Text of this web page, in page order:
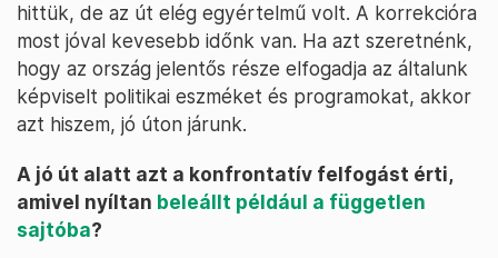
hittük, de az út elég egyértelmű volt. A korrekcióra
most jóval kevesebb időnk van. Ha azt szeretnénk,
hogy az ország jelentős része elfogadja az általunk
képviselt politikai eszméket és programokat, akkor
azt hiszem, jó úton járunk.
A jó út alatt azt a konfrontatív felfogást érti,
amivel nyíltan beleállt például a független
sajtóba?